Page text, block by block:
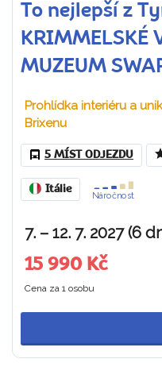
To nejlepší z
KRIMMELSKÉ
MUZEUM
Prohlídka interiéru a
Brixenu
5 MÍST ODJEZDU
Itálie
Náročnost
7. – 12. 7. 2027 (6
15 990 Kč
Cena za 1 osobu